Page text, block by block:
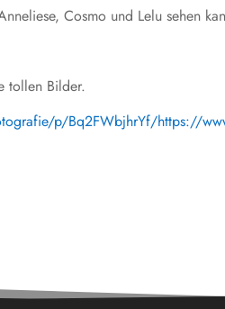
Cosmo und Lelu sehen
tollen Bilder.
p/Bq2FWbjhrYf/https://